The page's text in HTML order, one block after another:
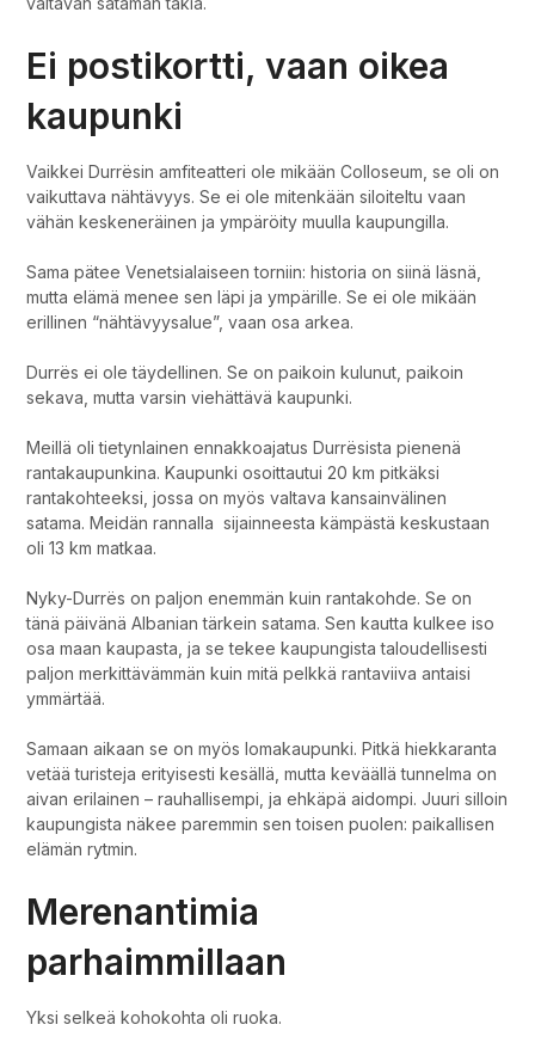
Ei postikortti, vaan oikea
kaupunki
Vaikkei Durrësin amfiteatteri ole mikään Colloseum, se oli on
vaikuttava nähtävyys. Se ei ole mitenkään siloiteltu vaan
vähän keskeneräinen ja ympäröity muulla kaupungilla.
Sama pätee Venetsialaiseen torniin: historia on siinä läsnä,
mutta elämä menee sen läpi ja ympärille. Se ei ole mikään
erillinen “nähtävyysalue”, vaan osa arkea.
Durrës ei ole täydellinen. Se on paikoin kulunut, paikoin
sekava, mutta varsin viehättävä kaupunki.
Meillä oli tietynlainen ennakkoajatus Durrësista pienenä
rantakaupunkina. Kaupunki osoittautui 20 km pitkäksi
rantakohteeksi, jossa on myös valtava kansainvälinen
satama. Meidän rannalla sijainneesta kämpästä keskustaan
oli 13 km matkaa.
Nyky-Durrës on paljon enemmän kuin rantakohde. Se on
tänä päivänä Albanian tärkein satama. Sen kautta kulkee iso
osa maan kaupasta, ja se tekee kaupungista taloudellisesti
paljon merkittävämmän kuin mitä pelkkä rantaviiva antaisi
ymmärtää.
Samaan aikaan se on myös lomakaupunki. Pitkä hiekkaranta
vetää turisteja erityisesti kesällä, mutta keväällä tunnelma on
aivan erilainen – rauhallisempi, ja ehkäpä aidompi. Juuri silloin
kaupungista näkee paremmin sen toisen puolen: paikallisen
elämän rytmin.
Merenantimia
parhaimmillaan
Yksi selkeä kohokohta oli ruoka.